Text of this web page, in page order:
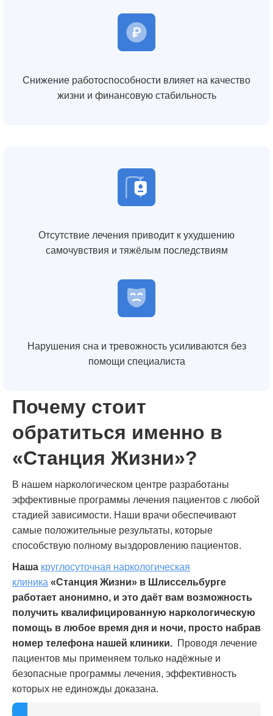
Снижение работоспособности влияет на качество
жизни и финансовую стабильность
Отсутствие лечения приводит к ухудшению
самочувствия и тяжёлым последствиям
Нарушения сна и тревожность усиливаются без
помощи специалиста
Почему стоит
обратиться именно в
«Станция Жизни»?
В нашем наркологическом центре разработаны
эффективные программы лечения пациентов с любой
стадией зависимости. Наши врачи обеспечивают
самые положительные результаты, которые
способствую полному выздоровлению пациентов.
Наша круглосуточная наркологическая
клиника «Станция Жизни» в Шлиссельбурге
работает анонимно, и это даёт вам возможность
получить квалифицированную наркологическую
помощь в любое время дня и ночи, просто набрав
номер телефона нашей клиники. Проводя лечение
пациентов мы применяем только надёжные и
безопасные программы лечения, эффективность
которых не единожды доказана.